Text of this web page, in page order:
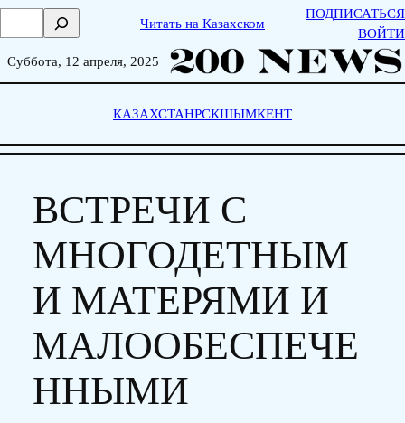
Skip
о
Читать на Казахском
ПОДПИСАТЬСЯ
ВОЙТИ
Суббота, 12 апреля, 2025
КАЗАХСТАНРСКШЫМКЕНТ
ВСТРЕЧИ С
МНОГОДЕТНЫМ
И МАТЕРЯМИ И
МАЛООБЕСПЕЧЕ
ННЫМИ